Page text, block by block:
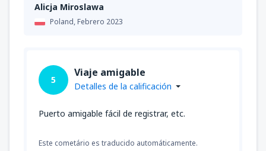
Alicja Miroslawa
Poland,Febrero 2023
5
Viaje amigable
Detalles de la calificación
Puerto amigable fácil de registrar, etc.
Este cometário es traducido automáticamente.